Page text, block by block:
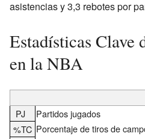
asistencias y 3,3 rebotes por
Estadísticas Clave
en la NBA
PJ Partidos jugados
%TC Porcentaje de tiros de